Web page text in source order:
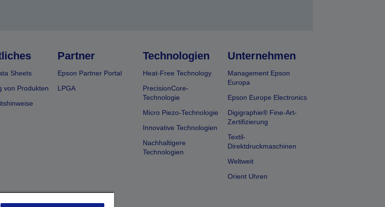
Sheets
von Produkten
Partner
Epson Partner Portal
LPGA
Technologien
Heat-Free Technology
PrecisionCore-
Technologie
Micro Piezo-Technologie
Innovative Technologien
Nachhaltigere
Technologien
Unternehmen
Management Epson
Europa
Epson Europe Electronics
Digigraphie® Fine-Art-
Zertifizierung
Textil-
Direktdruckmaschinen
Weltweit
Orient Uhren